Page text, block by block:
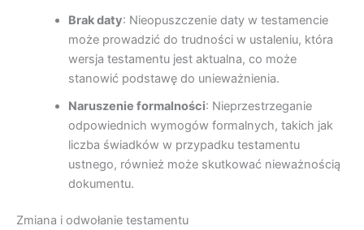
Brak daty: Nieopuszczenie daty w testamencie
może prowadzić do trudności w ustaleniu, która
wersja testamentu jest aktualna, co może
stanowić podstawę do unieważnienia.
Naruszenie formalności: Nieprzestrzeganie
odpowiednich wymogów formalnych, takich jak
liczba świadków w przypadku testamentu
ustnego, również może skutkować nieważnością
dokumentu.
Zmiana i odwołanie testamentu